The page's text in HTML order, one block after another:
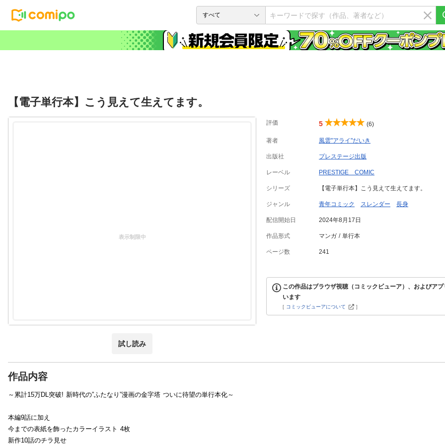
【電子単行本】こう見えて生えてます。
表示制限中
試し読み
評価 5 (6)
著者 風雲"アライ"だいき
出版社 プレステージ出版
レーベル PRESTIGE COMIC
シリーズ 【電子単行本】こう見えて生えてます。
ジャンル 青年コミック スレンダー 長身
配信開始日 2024年8月17日
作品形式 マンガ 単行本
ページ数 241
この作品はブラウザ視聴（コミックビューア）、およびア
います
[ コミックビューアについて ]
作品内容
～累計15万DL突破! 新時代の”ふたなり”漫画の金字塔 ついに待望の単行本化～
本編9話に加え
今までの表紙を飾ったカラーイラスト 4枚
新作10話のチラ見せ